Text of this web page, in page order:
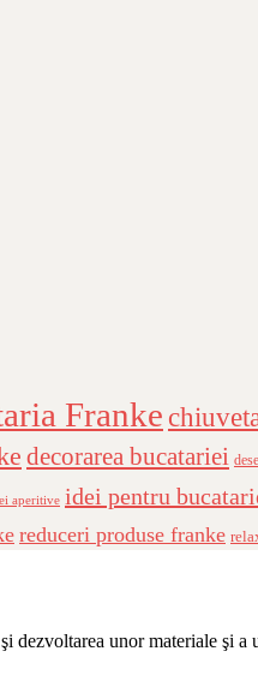
Franke
decorarea bucatariei
aperitive idei pentru
reduceri produse franke
dezvoltarea unor materiale şi